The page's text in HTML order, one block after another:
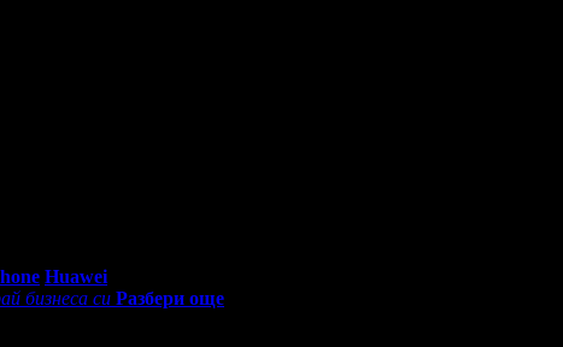
Huawei
бизнеса си Разбери още